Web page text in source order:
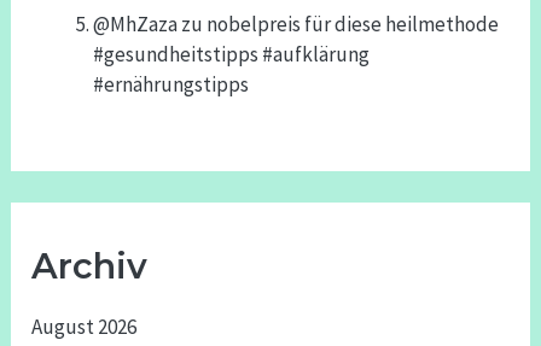
@MhZazazu nobelpreis für diese heilmethode
#gesundheitstipps #aufklärung
#ernährungstipps
Archiv
August 2026